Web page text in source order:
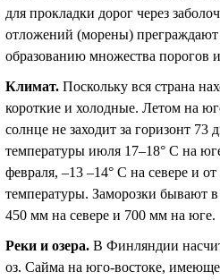
для прокладки дорог через
отложений (морены)
образованию множества порогов
Климат. Поскольку вся страна
короткие и холодные. Летом на
солнце не заходит за горизонт
температуры июля 17–18° С на
февраля, –13 –14° С на севере и от
температуры. Заморозки бывают
450 мм на севере и 700 мм на юге.
Реки и озера. В Финляндии
оз. Сайма на юго-востоке,